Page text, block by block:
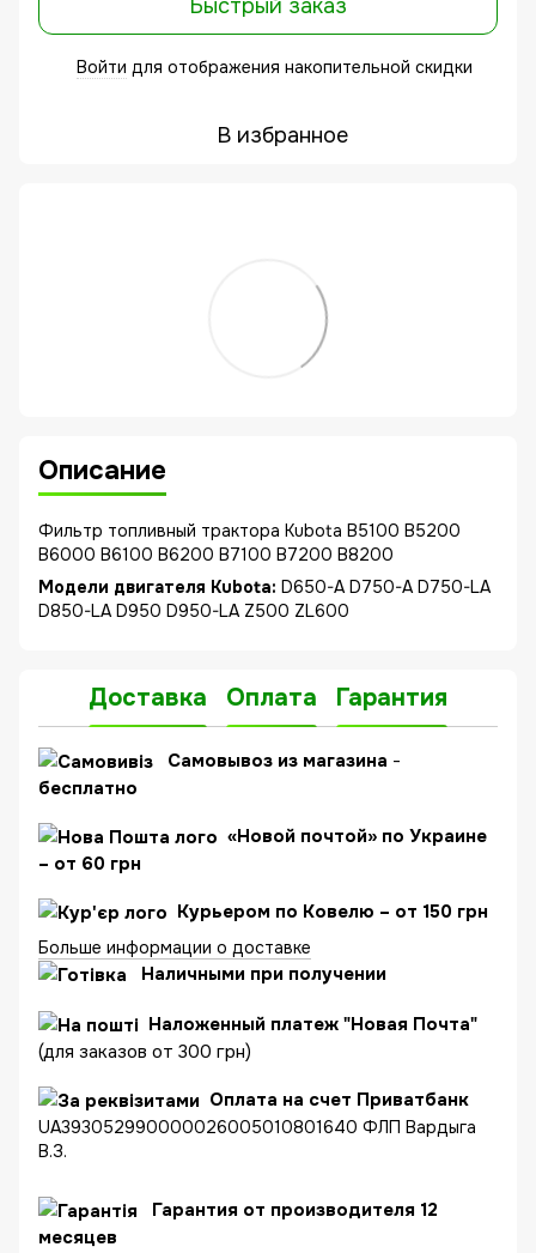
Быстрый заказ
Войти для отображения накопительной скидки
В избранное
Описание
Фильтр топливный трактора Kubota B5100 B5200
B6000 B6100 B6200 B7100 B7200 B8200
Модели двигателя Kubota: D650-A D750-A D750-LA
D850-LA D950 D950-LA Z500 ZL600
Доставка Оплата Гарантия
Cамовывоз из магазина -
бесплатно
«Новой почтой» по Украине
– от 60 грн
Курьером по Ковелю – от 150 грн
Больше информации о доставке
Наличными при получении
Наложенный платеж "Новая Почта"
(для заказов от 300 грн)
Оплата на счет Приватбанк
UA393052990000026005010801640 ФЛП Вардыга
В.З.
Гарантия от производителя 12
месяцев